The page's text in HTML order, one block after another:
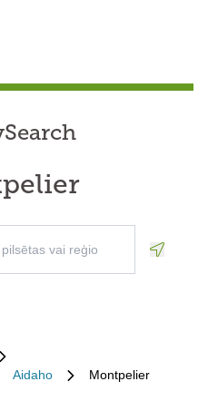
Aidaho Montpelier